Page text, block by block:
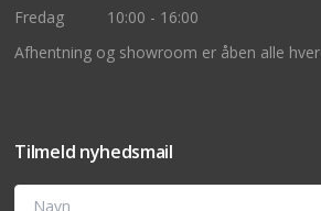
Fredag
10:00 - 16:00
Afhentning og showroom er åben alle
Tilmeld nyhedsmail
Navn